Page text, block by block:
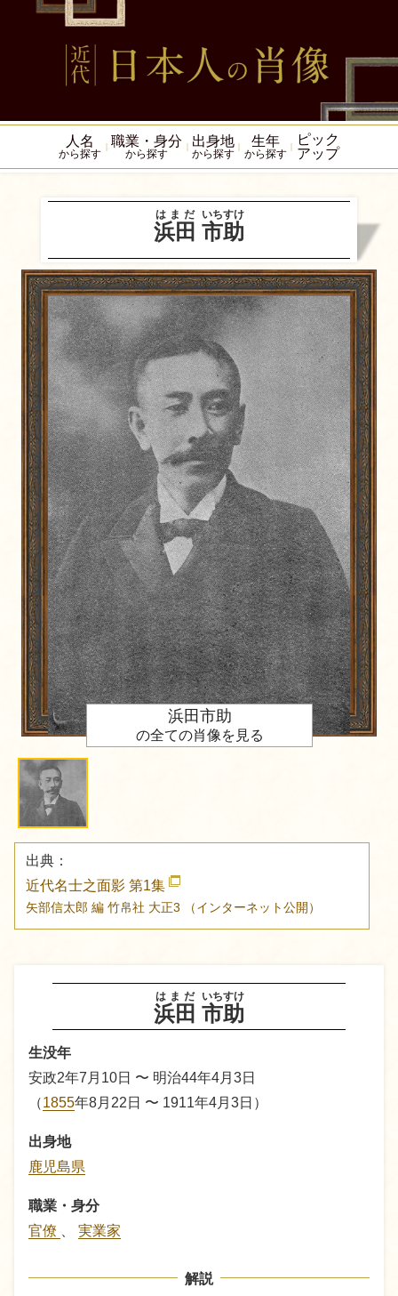
人名
から探す
職業・身分
から探す
出身地
から探す
生年
から探す
ピック
アップ
浜田
はまだ
市助
いちすけ
生没年
安政2年7月10日 〜 明治44年4月3日
（1855年8月22日 〜 1911年4月3日）
出身地
鹿児島県
職業・身分
官僚
実業家
解説
浜田
はまだ
市助
いちすけ
浜田市助
の全ての肖像を見る
出典：
近代名士之面影 第1集
矢部信太郎 編 竹帛社 大正3 （インターネット公開）